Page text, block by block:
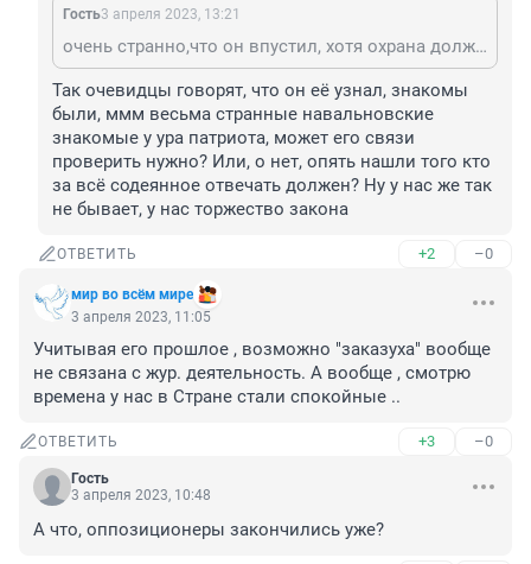
Гость3 апреля 2023, 13:21
очень странно,что он впустил, хотя охрана должна решать кого впускать,кого нет
Так очевидцы говорят, что он её узнал, знакомы
были, ммм весьма странные навальновские
знакомые у ура патриота, может его связи
проверить нужно? Или, о нет, опять нашли того кто
за всё содеянное отвечать должен? Ну у нас же так
не бывает, у нас торжество закона
ОТВЕТИТЬ +2 –0
мир во всём мире
3 апреля 2023, 11:05
Учитывая его прошлое , возможно "заказуха" вообще
не связана с жур. деятельность. А вообще , смотрю
времена у нас в Стране стали спокойные ..
ОТВЕТИТЬ +3 –0
Гость
3 апреля 2023, 10:48
А что, оппозиционеры закончились уже?